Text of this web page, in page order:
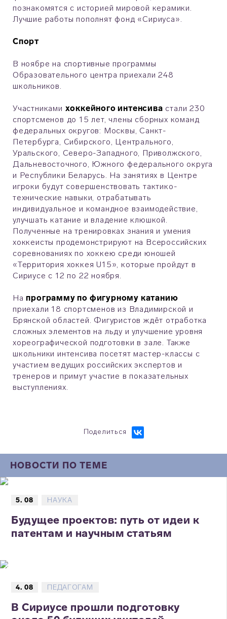
познакомятся с историей мировой керамики.
Лучшие работы пополнят фонд «Сириуса».
Спорт
В ноябре на спортивные программы
Образовательного центра приехали 248
школьников.
Участниками хоккейного интенсива стали 230
спортсменов до 15 лет, члены сборных команд
федеральных округов: Москвы, Санкт-
Петербурга, Сибирского, Центрального,
Уральского, Северо-Западного, Приволжского,
Дальневосточного, Южного федерального округа
и Республики Беларусь. На занятиях в Центре
игроки будут совершенствовать тактико-
технические навыки, отрабатывать
индивидуальное и командное взаимодействие,
улучшать катание и владение клюшкой.
Полученные на тренировках знания и умения
хоккеисты продемонстрируют на Всероссийских
соревнованиях по хоккею среди юношей
«Территория хоккея U15», которые пройдут в
Сириусе с 12 по 22 ноября.
Напрограмму по фигурному катанию
приехали 18 спортсменов из Владимирской и
Брянской областей. Фигуристов ждёт отработка
сложных элементов на льду и улучшение уровня
хореографической подготовки в зале. Также
школьники интенсива посетят мастер-классы с
участием ведущих российских экспертов и
тренеров и примут участие в показательных
выступлениях.
Поделиться
НОВОСТИ ПО ТЕМЕ
5. 08 НАУКА
Будущее проектов: путь от идеи к
патентам и научным статьям
4. 08 ПЕДАГОГАМ
В Сириусе прошли подготовку